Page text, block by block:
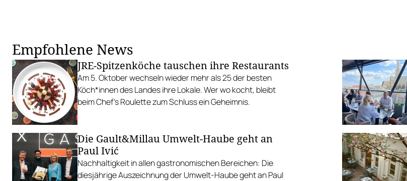
Empfohlene News
JRE-Spitzenköche tauschen ihre Restaurants
Am 5. Oktober wechseln wieder mehr als 25 der besten
Köch*innen des Landes ihre Lokale. Wer wo kocht, bleibt
beim Chef's Roulette zum Schluss ein Geheimnis.
Die Gault&Millau Umwelt-Haube geht an
Paul Ivić
Nachhaltigkeit in allen gastronomischen Bereichen: Die
diesjährige Auszeichnung der Umwelt-Haube geht an Paul